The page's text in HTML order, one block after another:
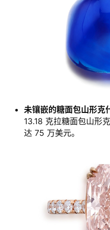
未镶嵌的糖面包山形克
13.18 克拉糖面包山形
达 75 万美元。